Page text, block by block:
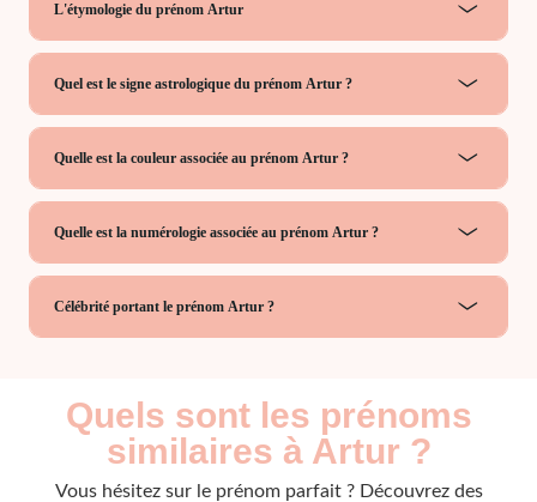
L'étymologie du prénom Artur
Quel est le signe astrologique du prénom Artur ?
Quelle est la couleur associée au prénom Artur ?
Quelle est la numérologie associée au prénom Artur ?
Célébrité portant le prénom Artur ?
Quels sont les prénoms
similaires à Artur ?
Vous hésitez sur le prénom parfait ? Découvrez des